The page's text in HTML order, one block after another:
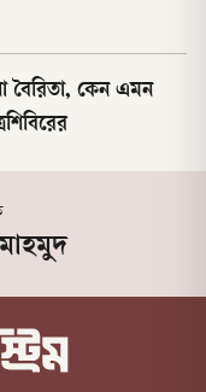
বৈরিতা, কেন এমন